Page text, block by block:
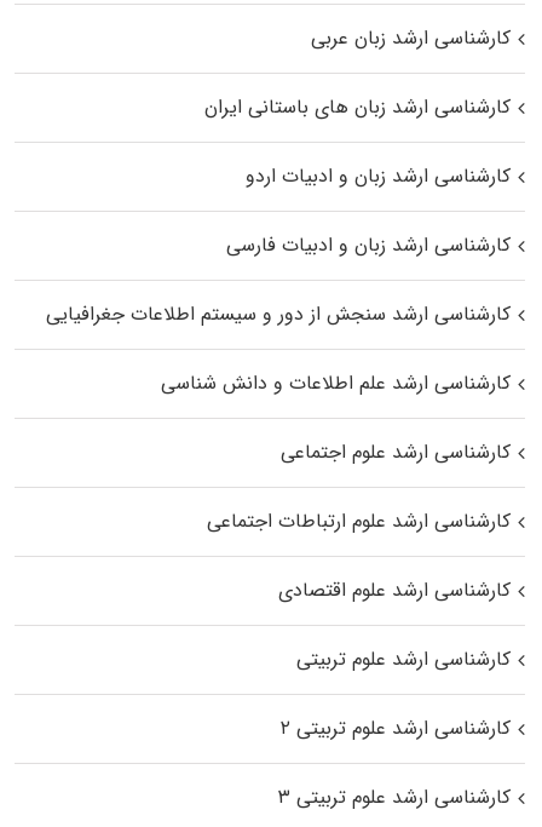
کارشناسی ارشد زبان عربی
کارشناسی ارشد زبان‌ های باستانی ایران
کارشناسی ارشد زبان و ادبیات اردو
کارشناسی ارشد زبان و ادبیات فارسی
کارشناسی ارشد سنجش از دور و سیستم اطلاعات جغرافیایی
کارشناسی ارشد علم اطلاعات و دانش شناسی
کارشناسی ارشد علوم اجتماعی
کارشناسی ارشد علوم ارتباطات اجتماعی
کارشناسی ارشد علوم اقتصادی
کارشناسی ارشد علوم تربیتی
کارشناسی ارشد علوم تربیتی ۲
کارشناسی ارشد علوم تربیتی ۳